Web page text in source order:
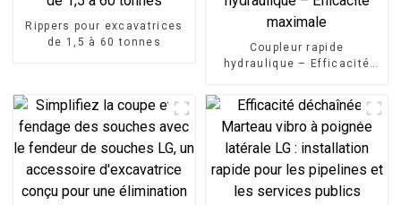
Rippers pour excavatrices
de 1,5 à 60 tonnes
Coupleur rapide
hydraulique – Efficacité